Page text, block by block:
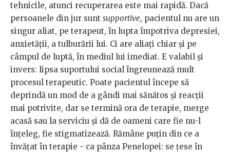
tehnicile, atunci recuperarea este mai rapidă. Dacă
persoanele din jur sunt supportive, pacientul nu are un
singur aliat, pe terapeut, în lupta împotriva depresiei,
anxietății, a tulburării lui. Ci are aliați chiar și pe
câmpul de luptă, în mediul lui imediat. E valabil și
invers: lipsa suportului social îngreunează mult
procesul terapeutic. Poate pacientul începe să
deprindă un mod de a gândi mai sănătos și reacții
mai potrivite, dar se termină ora de terapie, merge
acasă sau la serviciu și dă de oameni care fie nu-l
înțeleg, fie stigmatizează. Rămâne puțin din ce a
învățat în terapie - ca pânza Penelopei: se țese în